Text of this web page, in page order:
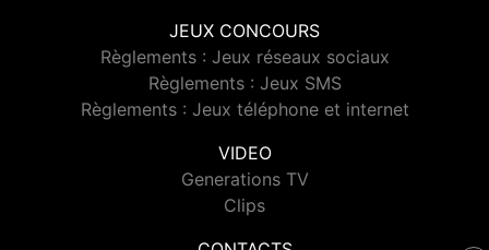
JEUX CONCOURS
Règlements : Jeux réseaux sociaux
Règlements : Jeux SMS
Règlements : Jeux téléphone et internet
VIDEO
Generations TV
Clips